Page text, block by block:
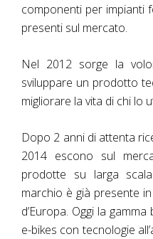
componenti per impianti
presenti sul mercato.
Nel 2012 sorge la
sviluppare un prodotto
migliorare la vita di chi lo
Dopo 2 anni di attenta
2014 escono sul
prodotte su larga
marchio è già presente
d’Europa. Oggi la
e-bikes con tecnologie